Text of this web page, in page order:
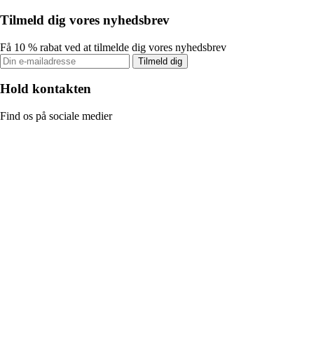
Tilmeld dig vores nyhedsbrev
Få 10 % rabat ved at tilmelde dig vores nyhedsbrev
Tilmeld dig
Hold kontakten
Find os på sociale medier